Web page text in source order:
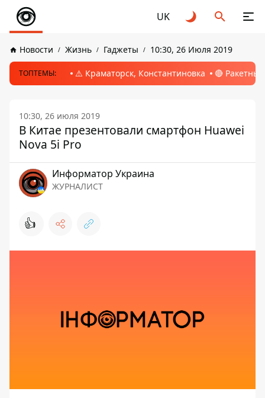
UK
Новости Жизнь Гаджеты 10:30, 26 Июля 2019
ТОПТЕМЫ: ⚠️ Краматорск, Константиновка 🔴
10:30, 26 июля 2019
В Китае презентовали смартфон Huawei
Nova 5i Pro
Информатор Украина
ЖУРНАЛИСТ
👍